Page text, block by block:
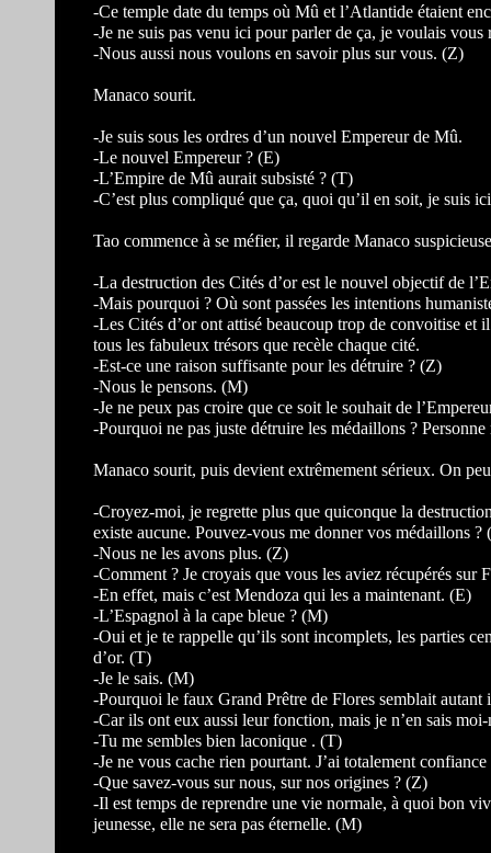
-Ce temple date du temps où Mû et l’Atlantide étaient
-Je ne suis pas venu ici pour parler de ça, je voulais vous
-Nous aussi nous voulons en savoir plus sur vous. (Z)
Manaco sourit.
-Je suis sous les ordres d’un nouvel Empereur de Mû.
-Le nouvel Empereur ? (E)
-L’Empire de Mû aurait subsisté ? (T)
-C’est plus compliqué que ça, quoi qu’il en soit, je suis
Tao commence à se méfier, il regarde Manaco
-La destruction des Cités d’or est le nouvel objectif de
-Mais pourquoi ? Où sont passées les intentions
-Les Cités d’or ont attisé beaucoup trop de convoitise et
tous les fabuleux trésors que recèle chaque cité.
-Est-ce une raison suffisante pour les détruire ? (Z)
-Nous le pensons. (M)
-Je ne peux pas croire que ce soit le souhait de
-Pourquoi ne pas juste détruire les médaillons ?
Manaco sourit, puis devient extrêmement sérieux. On
-Croyez-moi, je regrette plus que quiconque la
existe aucune. Pouvez-vous me donner vos médaillons ?
-Nous ne les avons plus. (Z)
-Comment ? Je croyais que vous les aviez récupérés sur
-En effet, mais c’est Mendoza qui les a maintenant. (E)
-L’Espagnol à la cape bleue ? (M)
-Oui et je te rappelle qu’ils sont incomplets, les parties
d’or. (T)
-Je le sais. (M)
-Pourquoi le faux Grand Prêtre de Flores semblait
-Car ils ont eux aussi leur fonction, mais je n’en sais
-Tu me sembles bien laconique . (T)
-Je ne vous cache rien pourtant. J’ai totalement
-Que savez-vous sur nous, sur nos origines ? (Z)
-Il est temps de reprendre une vie normale, à quoi bon
jeunesse, elle ne sera pas éternelle. (M)